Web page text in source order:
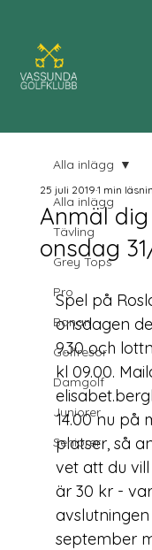
Alla inlägg
Tävling
Grey Tops
Pro
Banan
Golfresor
Damgolf
Juniorer
Seniorer
Alla inlägg
Anmäl
onsdag
25 juli 20191 min
Spel på
onsdagen
9.30 och
kl 09.00.
14.00 nu på
platser, så
vet att du
är 30 kr -
september